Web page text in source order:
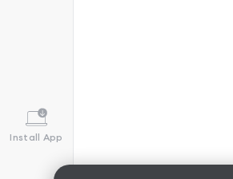
Install App